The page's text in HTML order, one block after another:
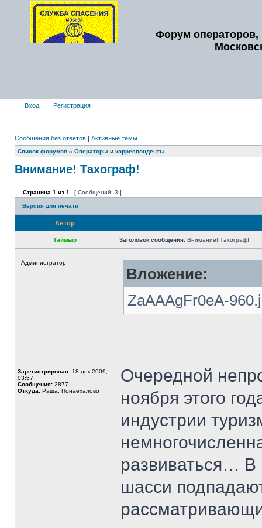
Форум операторов,
Вход Регистрация
Сообщения без ответов | Активные темы
Список форумов » Операторы и корреспонденты
Внимание! Тахограф!
Страница 1 из 1 [ Сообщений: 3 ]
Версия для печати
Автор
Таймыр Заголовок сообщения: Внимание! Тахограф!
Администратор
Зарегистрирован: 18 дек 2009,
03:57
Сообщения: 2877
Откуда: Раша, Понаехалово
Вложение:
ZaAAAgFr0eA-
Очередной
ноября этого
индустрии
развиваться… В
шасси